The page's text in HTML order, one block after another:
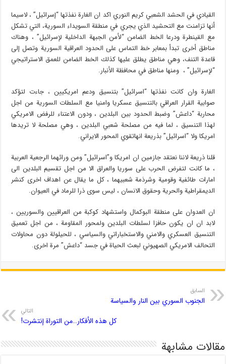
القيادي في الحشد الشعبي كريم النوري اكد ان الغارة نفذتها “إسرائيل” ، لاسيما
أنها تزامنت مع التحشيد الذي يجري في منطقة السويداء السورية، التي تشكل
مع القينطرة ودرعا الخط الضامن “لأمن الجبهة الداخلية لإسرائيل” ، وهناك
مناطق أخرى تبدأ بمعابر خط التماس على الحدود العراقية السورية وتصل إلى
قاعدة التنف، وهي مناطق يطلق عليها كذلك الخط الضامن للعمق الاستراتيجي
“لإسرائيل” ، ومنها مناطق في محافظة الأنبار.
الغارة وان كانت نفذتها “اسرائيل” بتنسيق ودعم امريكيين ، جاءت لتؤكد
صوابية القرار العراقي بالتنسيق عسكريا وامنيا مع السلطات السورية من اجل
محاربة “داعش” وضبط الحدود بين البلدين ، ودون الاعتناء للرفض الامريكي
لهذا التنسيق ، لما فيه من مصلحة شعبي البلدين ، وهي مصلحة لا تريدها
امريكا ولا “اسرائيل” بذريعة انهاتقوي المحور الايراني.
قلنا ذريعة لاننا نعتقد جازمين ان امريكا و”اسرائيل” ومن ورائهما الرجعية العربية
، ما كانت لتفرض الحرب على سوريا والعراق الا من اجل تقسيم البلدين الى
امارات طائفية وقومية وشرذمة شعبيهما ، كل ما يقال عن اهداف اخرى كنشر
الديمقراطية والحرية وحقوق الانسان ، ليس سوى ذرا للرماد في العيوان.
ان العدوان على منطقة البوكمال واستشهاد كوكبة من العراقيين والسوريين ،
لابد ان ان يكون حافزا لسلطات البلدين ولمحور المقاومة ، من اجل تعميق
التنسيق العسكري والامني والاستخباراتي والسياسي ، للحيلولة دون محاولات
التحالف الامريكي الصهيوني لبعث الحياة في جسد “داعش” مرة اخرى.
السابق
الجنوب السوري بين النار والسياسة
التالي
كل هذه الأفكار…من التوراة إنتشرت!
مقالات مشابهة